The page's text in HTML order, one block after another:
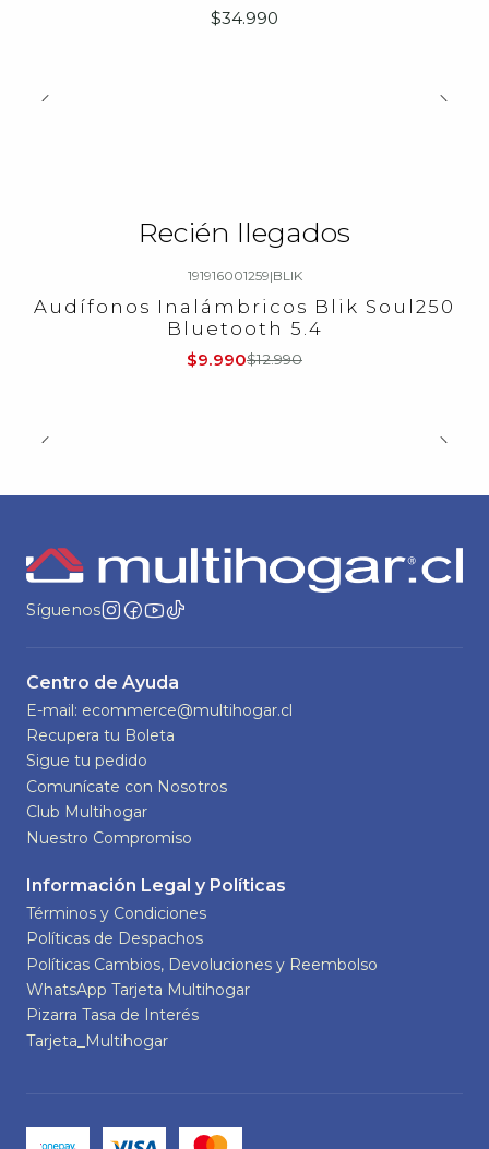
$34.990
Recién llegados
-23%OFF
191916001259|BLIK
Audífonos Inalámbricos Blik Soul250
Bluetooth 5.4
$9.990$12.990
Síguenos
Centro de Ayuda
E-mail: ecommerce@multihogar.cl
Recupera tu Boleta
Sigue tu pedido
Comunícate con Nosotros
Club Multihogar
Nuestro Compromiso
Información Legal y Políticas
Términos y Condiciones
Políticas de Despachos
Políticas Cambios, Devoluciones y Reembolso
WhatsApp Tarjeta Multihogar
Pizarra Tasa de Interés
Tarjeta_Multihogar